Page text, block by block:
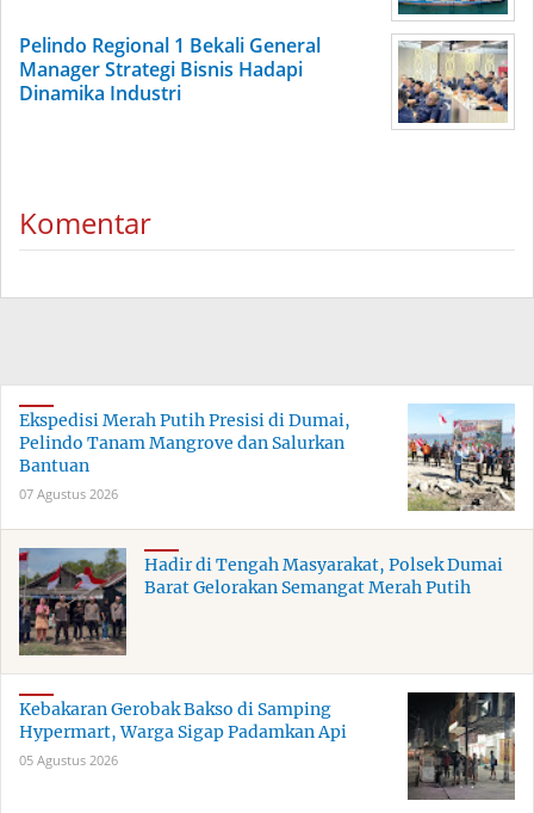
Pelindo Regional 1 Bekali General
Manager Strategi Bisnis Hadapi
Dinamika Industri
Komentar
Ekspedisi Merah Putih Presisi di Dumai,
Pelindo Tanam Mangrove dan Salurkan
Bantuan
07 Agustus 2026
Hadir di Tengah Masyarakat, Polsek Dumai
Barat Gelorakan Semangat Merah Putih
Kebakaran Gerobak Bakso di Samping
Hypermart, Warga Sigap Padamkan Api
05 Agustus 2026